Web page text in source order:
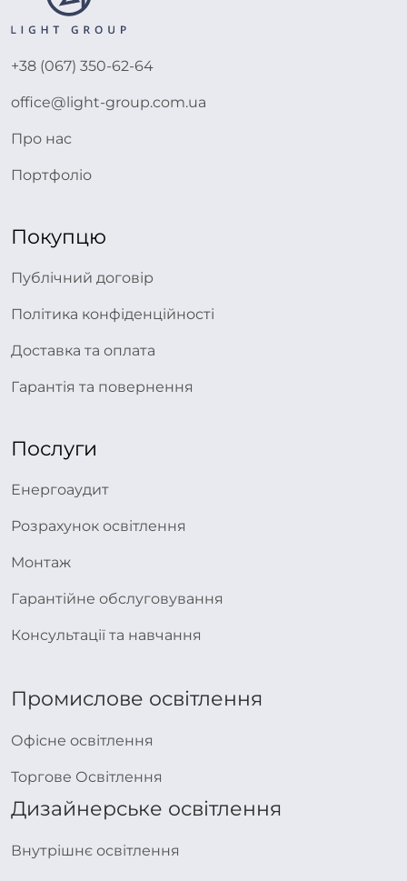
+38 (067) 350-62-64
office@light-group.com.ua
Про нас
Портфоліо
Покупцю
Публічний договір
Політика конфіденційності
Доставка та оплата
Гарантія та повернення
Послуги
Енергоаудит
Розрахунок освітлення
Монтаж
Гарантійне обслуговування
Консультації та навчання
Промислове освітлення
Офісне освітлення
Торгове Освітлення
Дизайнерське освітлення
Внутрішнє освітлення